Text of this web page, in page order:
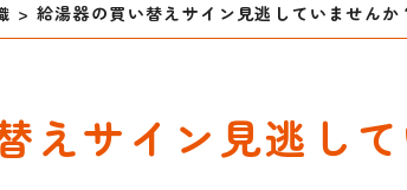
> 給湯器の買い替えサイン見逃していませんか
えサイン見逃し